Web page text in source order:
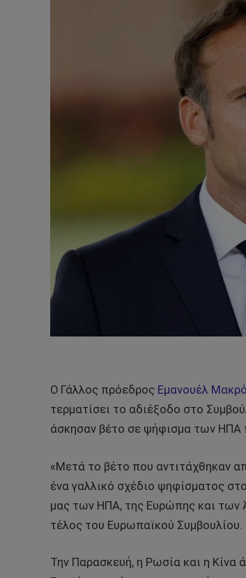
Ο Γάλλος πρόεδρος Εμανουέλ
τερματίσει το αδιέξοδο στο
άσκησαν βέτο σε ψήφισμα των ΗΠΑ
«Μετά το βέτο που αντιτάχθηκαν
ένα γαλλικό σχέδιο ψηφίσματος στο
μας των ΗΠΑ, της Ευρώπης και των
τέλος του Ευρωπαϊκού
Την Παρασκευή, η Ρωσία και η